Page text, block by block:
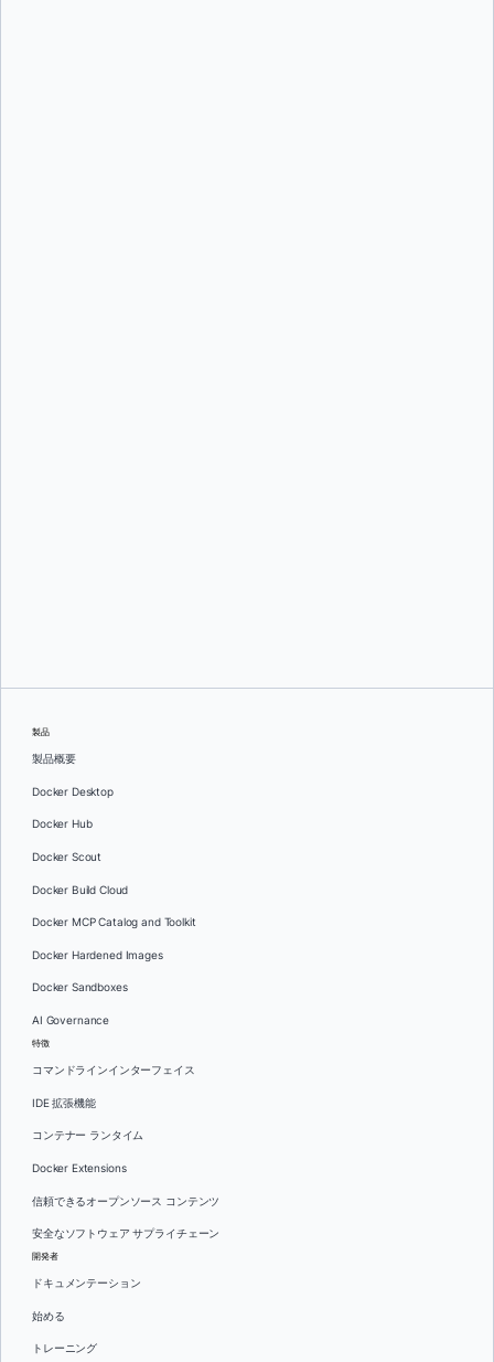
製品
製品概要
Docker Desktop
Docker Hub
Docker Scout
Docker Build Cloud
Docker MCP Catalog and Toolkit
Docker Hardened Images
Docker Sandboxes
AI Governance
特徴
コマンドラインインターフェイス
IDE 拡張機能
コンテナー ランタイム
Docker Extensions
信頼できるオープンソース コンテンツ
安全なソフトウェア サプライチェーン
開発者
ドキュメンテーション
始める
トレーニング